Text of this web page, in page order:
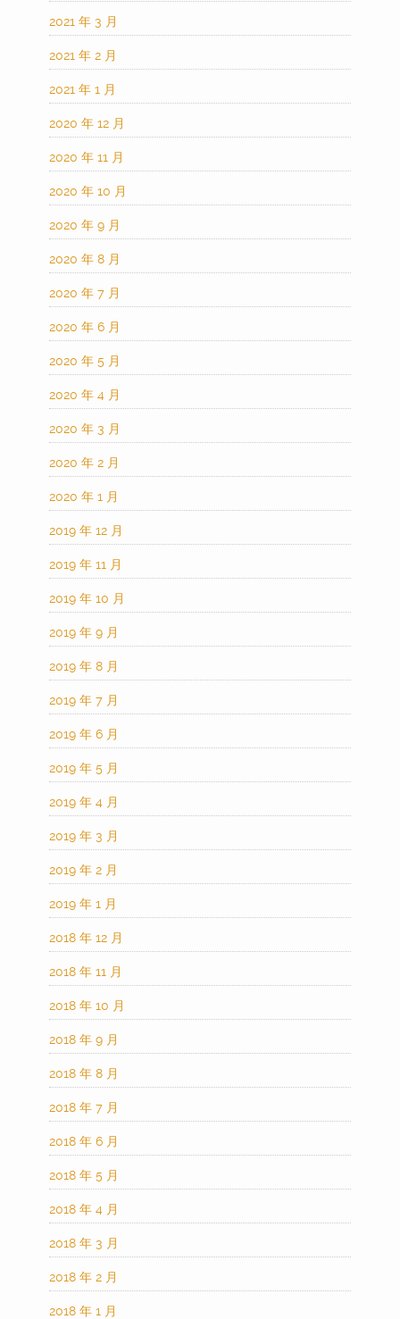
2021 年 3 月
2021 年 2 月
2021 年 1 月
2020 年 12 月
2020 年 11 月
2020 年 10 月
2020 年 9 月
2020 年 8 月
2020 年 7 月
2020 年 6 月
2020 年 5 月
2020 年 4 月
2020 年 3 月
2020 年 2 月
2020 年 1 月
2019 年 12 月
2019 年 11 月
2019 年 10 月
2019 年 9 月
2019 年 8 月
2019 年 7 月
2019 年 6 月
2019 年 5 月
2019 年 4 月
2019 年 3 月
2019 年 2 月
2019 年 1 月
2018 年 12 月
2018 年 11 月
2018 年 10 月
2018 年 9 月
2018 年 8 月
2018 年 7 月
2018 年 6 月
2018 年 5 月
2018 年 4 月
2018 年 3 月
2018 年 2 月
2018 年 1 月